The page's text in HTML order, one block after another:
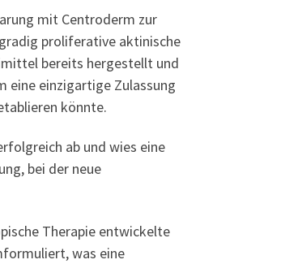
mit Centroderm zur
proliferative aktinische
bereits hergestellt und
eine einzigartige Zulassung
könnte.
ab und wies eine
bei der neue
Therapie entwickelte
was eine